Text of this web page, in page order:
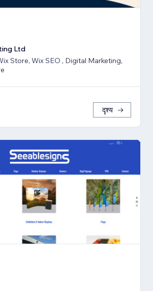
Ltd
Store, Wix SEO , Digital Marketing,
दृश्य